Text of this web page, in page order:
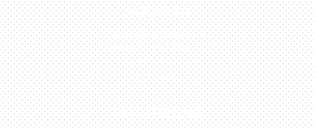
JAKARTA
Perumahan Boulevard
Taman Surya 3 Blok h2,
No.27, Jakarta –
Indonesia
TANGERANG